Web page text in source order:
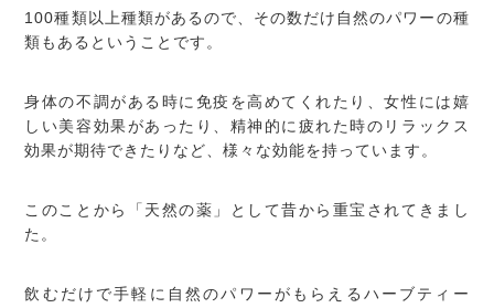
100種類以上種類があるので、その数だけ自然のパワーの種
類もあるということです。
身体の不調がある時に免疫を高めてくれたり、女性には嬉
しい美容効果があったり、精神的に疲れた時のリラックス
効果が期待できたりなど、様々な効能を持っています。
このことから「天然の薬」として昔から重宝されてきまし
た。
飲むだけで手軽に自然のパワーがもらえるハーブティー